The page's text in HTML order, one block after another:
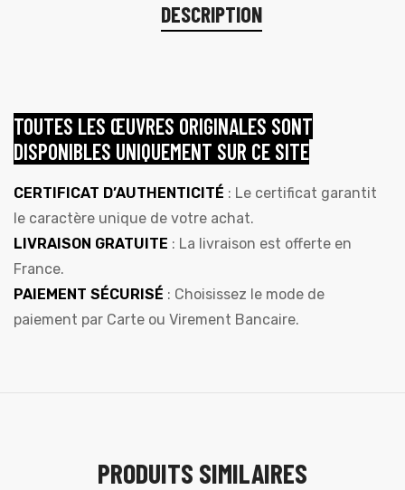
DESCRIPTION
TOUTES LES ŒUVRES ORIGINALES SONT
DISPONIBLES UNIQUEMENT SUR CE SITE
CERTIFICAT D’AUTHENTICITÉ : Le certificat garantit
le caractère unique de votre achat.
LIVRAISON GRATUITE : La livraison est offerte en
France.
PAIEMENT SÉCURISÉ : Choisissez le mode de
paiement par Carte ou Virement Bancaire.
PRODUITS SIMILAIRES